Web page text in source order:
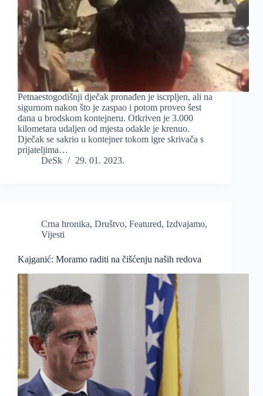
Petnaestogodišnji dječak pronađen je iscrpljen, ali na
sigurnom nakon što je zaspao i potom proveo šest
dana u brodskom kontejneru. Otkriven je 3.000
kilometara udaljen od mjesta odakle je krenuo.
Dječak se sakrio u kontejner tokom igre skrivača s
prijateljima…
DeSk
29. 01. 2023.
Crna hronika, Društvo, Featured, Izdvajamo,
Vijesti
Kajganić: Moramo raditi na čišćenju naših redova